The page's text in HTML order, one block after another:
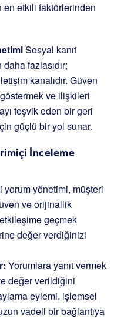
etkili faktörlerinden
Sosyal kanıt
fazlasıdır;
kanalıdır. Güven
ve ilişkileri
teşvik eden bir geri
güçlü bir yol sunar.
İnceleme
yorum yönetimi, müşteri
ve orijinallik
geçmek
değer verdiğinizi
Yorumlara yanıt vermek
değer verildiğini
eylemi, işlemsel
vadeli bir bağlantıya